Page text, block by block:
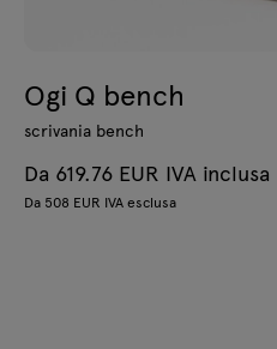
Ogi Q bench
scrivania bench
Da 619.76 EUR IVA inclusa
Da 508 EUR IVA esclusa